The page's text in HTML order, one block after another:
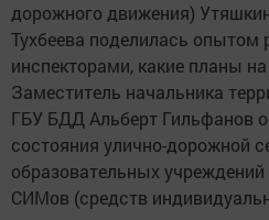
дорожного движения)
Тухбеева поделилась
инспекторами, какие планы
Заместитель начальника
ГБУ БДД Альберт Гильфанов
состояния улично-дорожной
образовательных
СИМов (средств